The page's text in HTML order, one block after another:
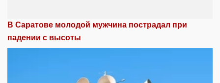
В Саратове молодой мужчина пострадал при
падении с высоты